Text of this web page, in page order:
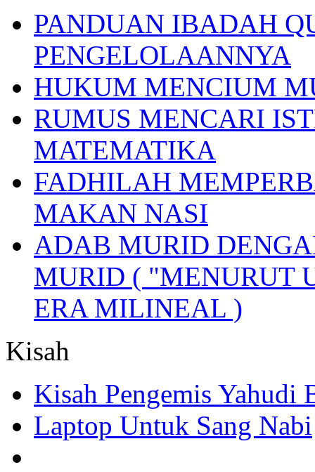
PANDUAN IBADAH
PENGELOLAANNYA
HUKUM MENCIUM
RUMUS MENCARI
MATEMATIKA
FADHILAH
MAKAN NASI
ADAB MURID
MURID ( "MENURUT
ERA MILINEAL )
Kisah
Kisah Pengemis Yahudi
Laptop Untuk Sang Nabi